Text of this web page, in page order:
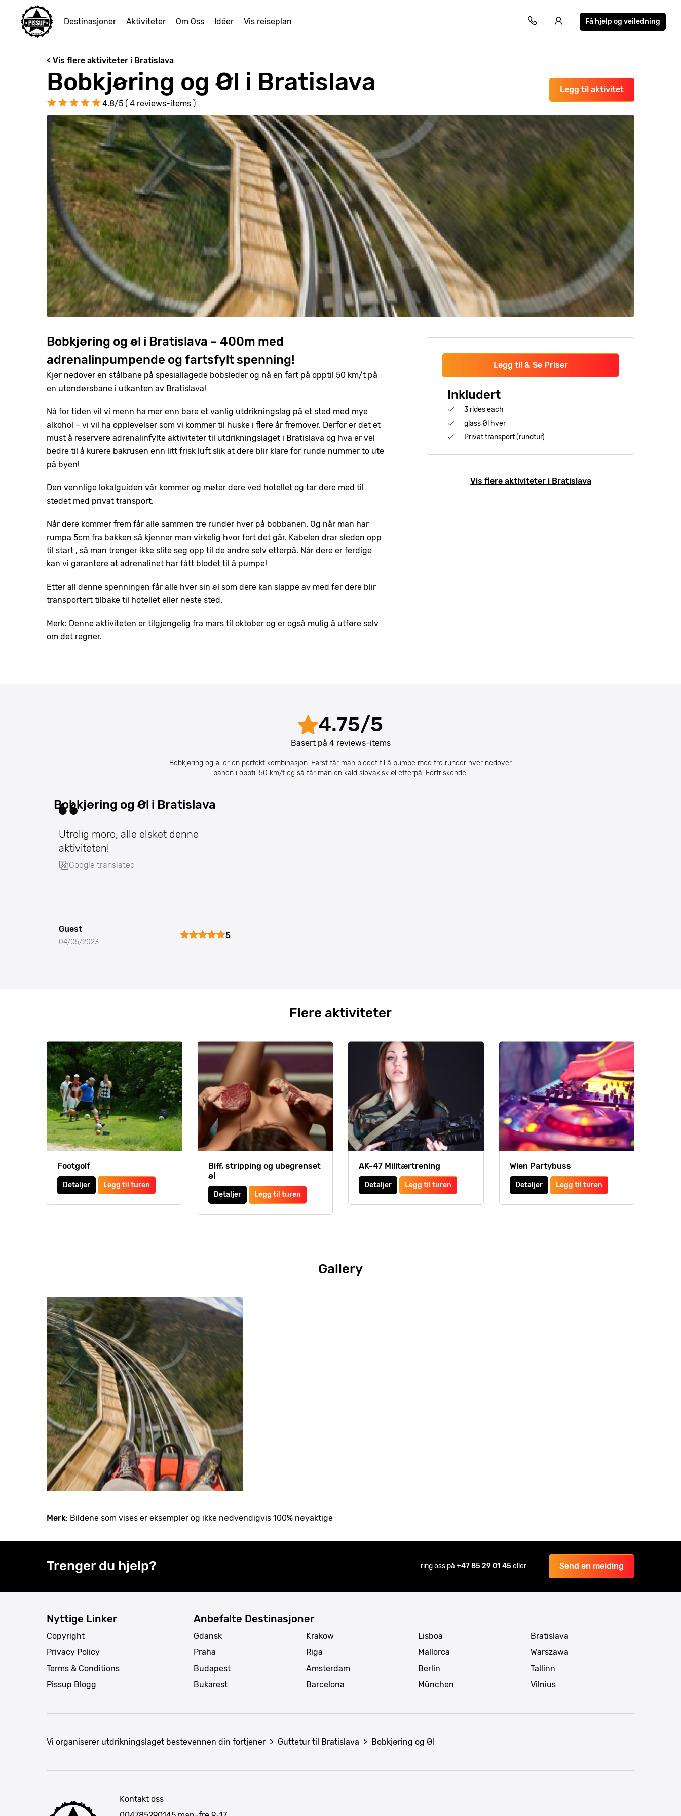
Destinasjoner Aktiviteter Om Oss Idéer Vis reiseplan Få hjelp og veiledning
< Vis flere aktiviteter i Bratislava
Legg til aktivitet
Bobkjøring og Øl i Bratislava
4.8/5 ( 4 reviews-items )
Legg til & Se Priser
Inkludert
3 rides each
glass Øl hver
Privat transport (rundtur)
Vis flere aktiviteter i Bratislava
Bobkjøring og øl i Bratislava – 400m med
adrenalinpumpende og fartsfylt spenning!
Kjør nedover en stålbane på spesiallagede bobsleder og nå en fart på opptil 50 km/t på
en utendørsbane i utkanten av Bratislava!
Nå for tiden vil vi menn ha mer enn bare et vanlig utdrikningslag på et sted med mye
alkohol – vi vil ha opplevelser som vi kommer til huske i flere år fremover. Derfor er det et
must å reservere adrenalinfylte aktiviteter til utdrikningslaget i Bratislava og hva er vel
bedre til å kurere bakrusen enn litt frisk luft slik at dere blir klare for runde nummer to ute
på byen!
Den vennlige lokalguiden vår kommer og møter dere ved hotellet og tar dere med til
stedet med privat transport.
Når dere kommer frem får alle sammen tre runder hver på bobbanen. Og når man har
rumpa 5cm fra bakken så kjenner man virkelig hvor fort det går. Kabelen drar sleden opp
til start , så man trenger ikke slite seg opp til de andre selv etterpå. Når dere er ferdige
kan vi garantere at adrenalinet har fått blodet til å pumpe!
Etter all denne spenningen får alle hver sin øl som dere kan slappe av med før dere blir
transportert tilbake til hotellet eller neste sted.
Merk: Denne aktiviteten er tilgjengelig fra mars til oktober og er også mulig å utføre selv
om det regner.
4.75/5
Basert på 4reviews-items
Bobkjøring og øl er en perfekt kombinasjon. Først får man blodet til å pumpe med tre runder hver nedover
banen i opptil 50 km/t og så får man en kald slovakisk øl etterpå. Forfriskende!
Bobkjøring og Øl i Bratislava
Utrolig moro, alle elsket denne
aktiviteten!
Google translated
Guest
04/05/2023
5
Flere aktiviteter
Footgolf
Detaljer Legg til turen
Biff, stripping og ubegrenset
øl
Detaljer Legg til turen
AK-47 Militærtrening
Detaljer Legg til turen
Wien Partybuss
Detaljer Legg til turen
Gallery
Merk: Bildene som vises er eksempler og ikke nødvendigvis 100% nøyaktige
Trenger du hjelp? ring oss på +47 85 29 01 45eller Send en melding
Nyttige Linker
Copyright
Privacy Policy
Terms & Conditions
Pissup Blogg
Anbefalte Destinasjoner
Gdansk
Praha
Budapest
Bukarest
Krakow
Riga
Amsterdam
Barcelona
Lisboa
Mallorca
Berlin
München
Bratislava
Warszawa
Tallinn
Vilnius
Vi organiserer utdrikningslaget bestevennen din fortjener > Guttetur til Bratislava > Bobkjøring og Øl
Kontakt oss